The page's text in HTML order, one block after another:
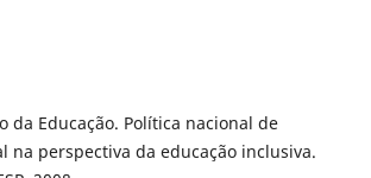
da Educação. Política nacional de
na perspectiva da educação inclusiva.